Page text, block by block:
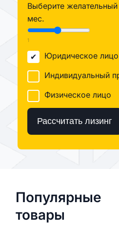
Выберите желательный
мес.
1
Юридическое лицо
Индивидуальный
Физическое лицо
Рассчитать лизинг
Популярные
товары